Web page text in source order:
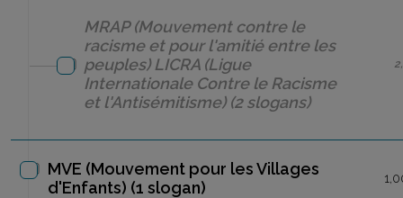
MRAP (Mouvement contre le
racisme et pour l'amitié entre les
peuples) LICRA (Ligue
Internationale Contre le Racisme
et l'Antisémitisme)(2 slogans)
MVE (Mouvement pour les Villages
d'Enfants) (1 slogan)